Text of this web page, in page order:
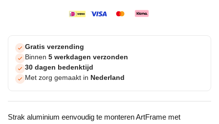
Gratis verzending
Binnen 5 werkdagen verzonden
30 dagen bedenktijd
Met zorg gemaakt in Nederland
Strak aluminium eenvoudig te monteren ArtFrame met